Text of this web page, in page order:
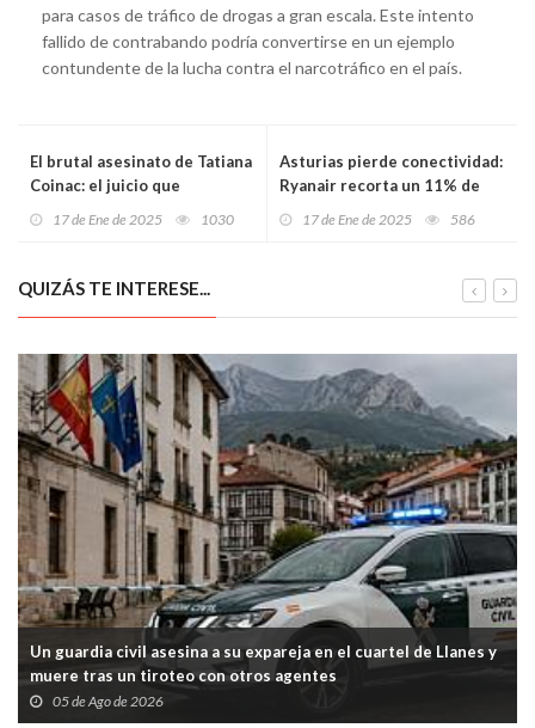
para casos de tráfico de drogas a gran escala. Este intento
fallido de contrabando podría convertirse en un ejemplo
contundente de la lucha contra el narcotráfico en el país.
El brutal asesinato de Tatiana
Coinac: el juicio que
17 de Ene de 2025 1030
Asturias pierde conectividad:
Ryanair recorta un 11% de
17 de Ene de 2025 586
QUIZÁS TE INTERESE...
Un guardia civil asesina a su expareja en el cuartel de Llanes y
muere tras un tiroteo con otros agentes
05 de Ago de 2026